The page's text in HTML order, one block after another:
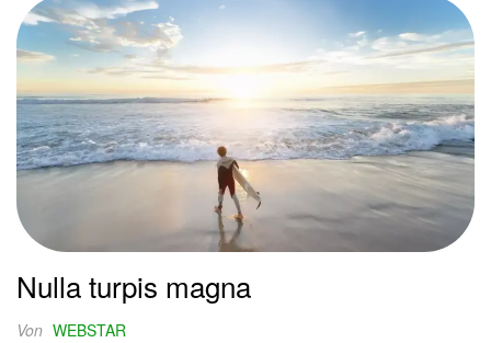
Nulla turpis magna
Von WEBSTAR